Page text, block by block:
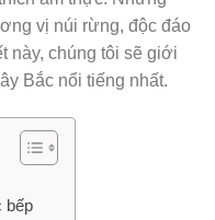
vị núi rừng, độc đáo
này, chúng tôi sẽ giới
Bắc nổi tiếng nhất.
bếp